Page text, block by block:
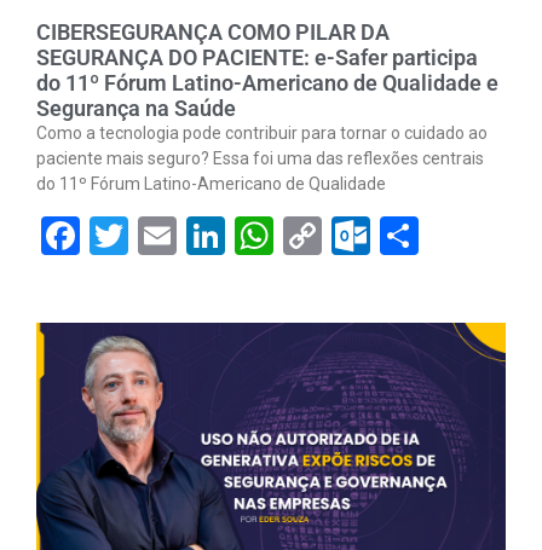
CIBERSEGURANÇA COMO PILAR DA
SEGURANÇA DO PACIENTE: e-Safer participa
do 11º Fórum Latino-Americano de Qualidade e
Segurança na Saúde
Como a tecnologia pode contribuir para tornar o cuidado ao
paciente mais seguro? Essa foi uma das reflexões centrais
do 11º Fórum Latino-Americano de Qualidade
Facebook
Twitter
EmailLinkedIn
WhatsApp
Copy